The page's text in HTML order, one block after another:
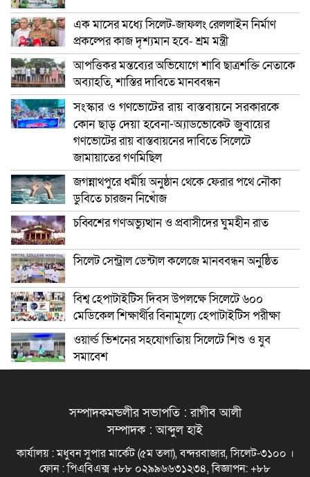
এক মাসের মধ্যে সিলেট-জাফলং রেললাইন নির্মাণ
প্রকল্পের কাজ দৃশ্যমান হবে- শ্রম মন্ত্রী
আপত্তিকর মন্তব্যের অভিযোগে শাবি ছাত্রশক্তি নেতাকে
অব্যাহতি, শাস্তির দাবিতে মানববন্ধন
সংস্কার ও গণভোটের রায় বাস্তবায়নে সরকারকে
কোন ছাড় দেয়া হবেনা-অ্যাডভোকেট জুবায়ের
গণভোটের রায় বাস্তবায়নের দাবিতে সিলেটে
জামায়াতের গণমিছিল
জগন্নাথপুরে ধর্মীয় অনুষ্ঠান থেকে ফেরার পথে নৌকা
ডুবিতে চারজন নিখোঁজ
চব্বিশের গণঅভ্যুত্থান ও প্রবাসীদের ঘুমহীন রাত
সিলেট সেন্ট্রাল ডেন্টাল কলেজে মানববন্ধন অনুষ্ঠিত
বিশ্ব হেপাটাইটিস দিবস উপলক্ষে সিলেটে ৬০০
মেডিকেল শিক্ষার্থীর বিনামূল্যে হেপাটাইটিস পরীক্ষা
ওয়ার্ল্ড ভিশনের সহযোগতিায় সিলেটে শিশু ও যুব
সমাবেশ
সম্পাদকমন্ডলীর সভাপতি : রাগীব আলী
সম্পাদক : আব্দুল হাই
কার্যালয় : মধুবন সুপার মার্কেট (৫ম তলা), বন্দরবাজার, সিলেট-৩১০০ ।
ফোন : পিএবিএক্স +৮৮ ০২৯৯৬৬৩১২৩৪, বিজ্ঞাপন: +৮৮